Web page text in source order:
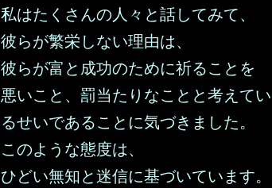
私はたくさんの人々と話してみて、
彼らが繁栄しない理由は、
彼らが富と成功のために祈ることを
悪いこと、罰当たりなことと考えてい
るせいであることに気づきました。
このような態度は、
ひどい無知と迷信に基づいています。